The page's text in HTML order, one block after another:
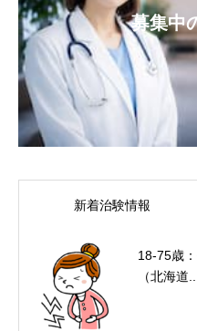
募集中
新着治験情報
18-75歳
（北海道...